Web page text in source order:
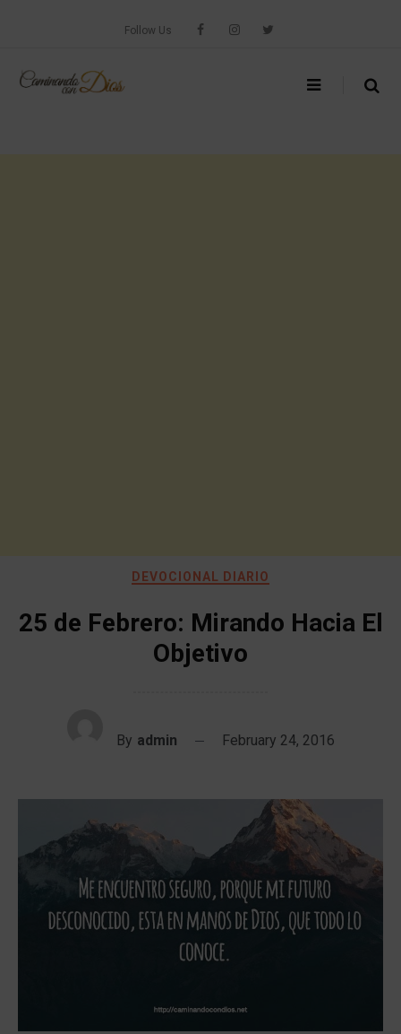
Follow Us
DEVOCIONAL DIARIO
25 de Febrero: Mirando Hacia El
Objetivo
By admin February 24, 2016